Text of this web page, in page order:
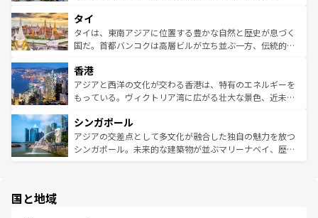
リティに包まれながら、韓国の多彩な魅力を心ゆくまで味
わってみてほしい。 なお、新着の韓国情報はコンテンツ一
覧を参照してほしい。
急速な発展と共に伝統が息づく。ハノイの古い町並みやホ
ーチミン市のフランス統治時代の建物も、独特の雰囲気を
醸し出している。また、バラエティの豊かさとおいしさで
とつ。フォーやバインミー、ベトナムコーヒーなどは、ぜ
ひ現地で味わいたい。どの地域を訪れてもあたたかい人々
が旅行者を迎えてくれるので、きっと忘れられない旅にな
参照してほしい。
タイ
タイは、東南アジアに位置する豊かな自然と歴史が息づく
国だ。首都バンコクは高層ビルが立ち並ぶ一方、伝統的な
の活気が交差している。北部ではチェンマイなどの山岳地
帯で自然と触れ合い、南部ではプーケットやクラビの美し
いビーチでリゾート気分を楽しむことができる。タイ料理
激する。気候は一年中温暖で、どの季節にも異なる楽しみ
が待っている。親しみやすいタイの人々、仏教を中心とし
た文化、そして多様な観光資源が、訪れる旅人を魅了し続
香港
アジアと西洋の文化が交わる香港は、特有のエネルギーを
もっている。ヴィクトリア湾に広がる壮大な景色、近未来
み、どこを訪れても感動するはず。観光スポットが密集し
ており、効率よく見どころを回れるのも魅力。息をのむよ
うな絶景から文化的な体験まで、香港を存分に楽しみ尽く
シンガポール
アジアの交差点として多文化が融合した独自の魅力を放つ
シンガポール。未来的な建築物が並ぶマリーナベイ、歴史
国と地域